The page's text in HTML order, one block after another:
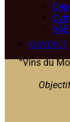
VAE
CONTACT
“Vins du